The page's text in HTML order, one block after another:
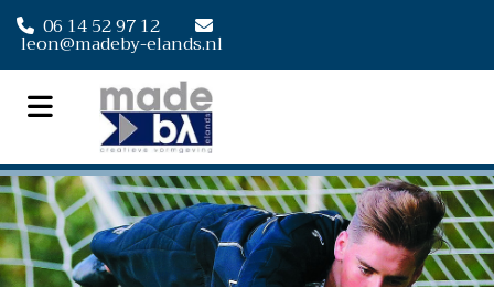
 06 14 52 97 12 
leon@madeby-elands.nl